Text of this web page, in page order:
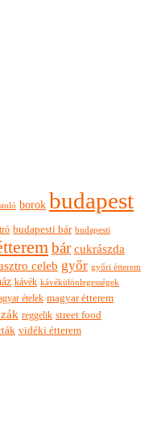
borok budapest
budapesti bár budapesti
bár cukrászda
celeb győr győri étterem
kávék kávékülönlegességek
ételek magyar étterem
reggelik street food
vidéki étterem